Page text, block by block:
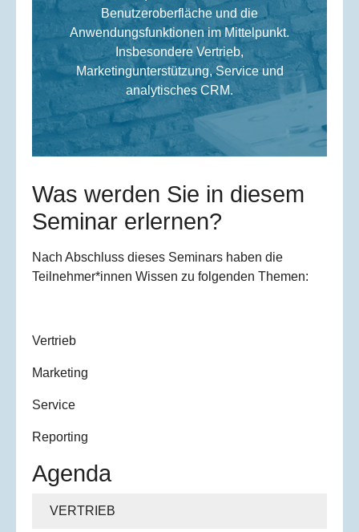
Benutzeroberfläche und die
Anwendungsfunktionen im Mittelpunkt.
Insbesondere Vertrieb,
Marketingunterstützung, Service und
analytisches CRM.
Was werden Sie in diesem
Seminar erlernen?
Nach Abschluss dieses Seminars haben die
Teilnehmer*innen Wissen zu folgenden Themen:
Vertrieb
Marketing
Service
Reporting
Agenda
VERTRIEB